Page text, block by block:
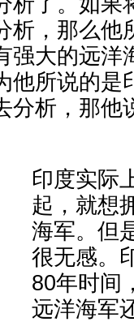
析，那么他
强大的远洋
他所说的是
分析，那他
印度实际
起，就想
海军。但
很无感。
80年时间
远洋海军